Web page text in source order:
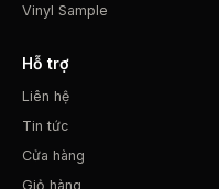
Vinyl Sample
Hỗ trợ
Liên hệ
Tin tức
Cửa hàng
Giỏ hàng